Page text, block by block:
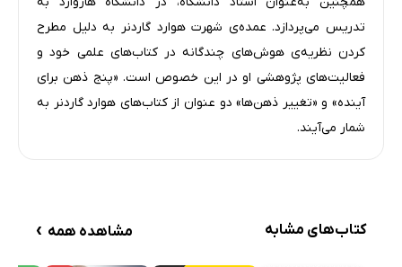
تدریس می‌پردازد. عمده‌ی شهرت هوارد گاردنر به دلیل مطرح
کردن نظریه‌ی هوش‌های چندگانه در کتاب‌های علمی خود و
فعالیت‌های پژوهشی او در این خصوص است. «پنج ذهن برای
آینده» و «تغییر ذهن‌ها» دو عنوان از کتاب‌های هوارد گاردنر به
شمار می‌آیند.
کتاب‌های مشابه مشاهده همه ›